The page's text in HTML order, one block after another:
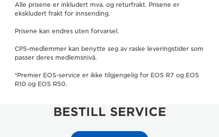
Alle prisene er inkludert mva. og returfrakt. Prisene er
ekskludert frakt for innsending.
Prisene kan endres uten forvarsel.
CPS-medlemmer kan benytte seg av raske leveringstider som
passer deres medlemsnivå.
*Premier EOS-service er ikke tilgjengelig for EOS R7 og EOS
R10 og EOS R50.
BESTILL SERVICE